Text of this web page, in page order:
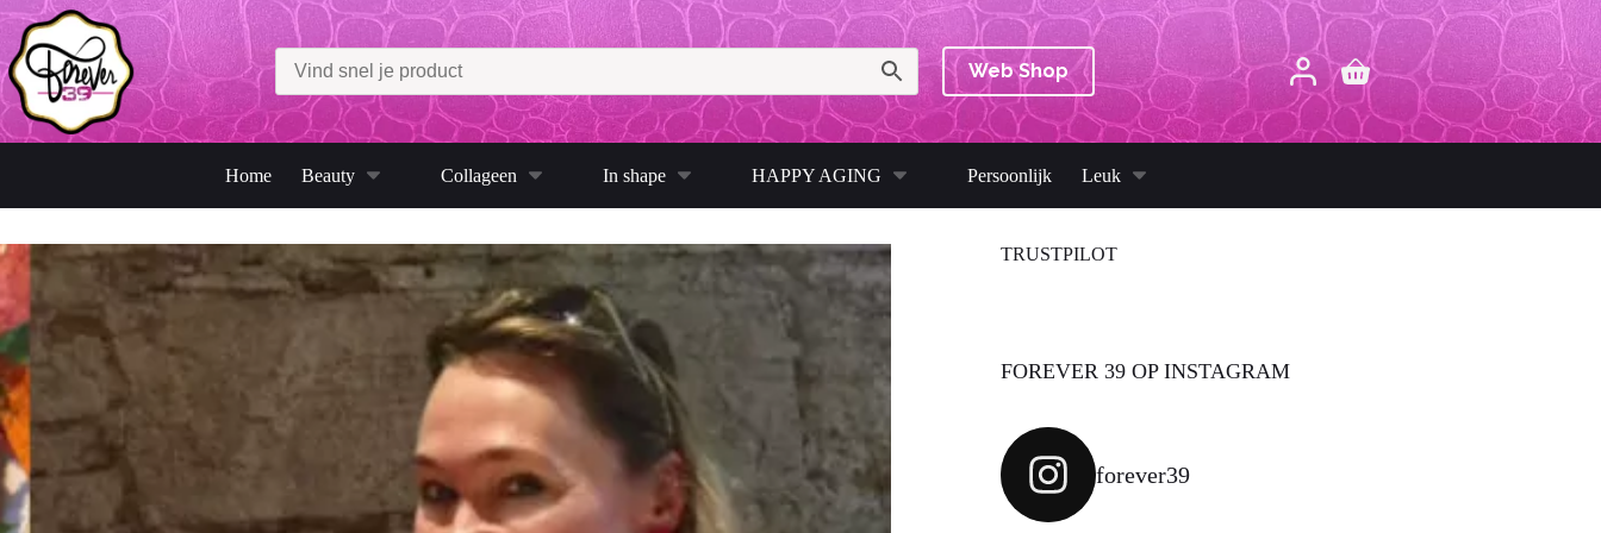
Ga
naar
de
inhoud
Web Shop Winkelwagen
Home Beauty Collageen In shape HAPPY AGING Persoonlijk Leuk
TRUSTPILOT
FOREVER 39 OP INSTAGRAM
forever39